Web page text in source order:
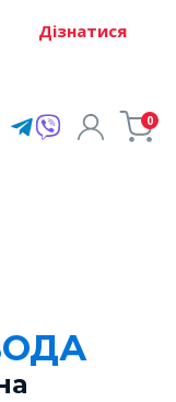
Дізнатися
0